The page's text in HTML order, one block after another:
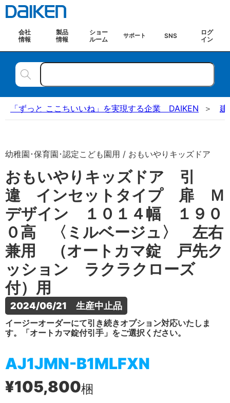
会社
情報
製品
情報
ショー
ルーム
サポート SNS
ログ
イン
「ずっと ここちいいね」を実現する企業 DAIKEN 建
幼稚園･保育園･認定こども園用 / おもいやりキッズドア
おもいやりキッズドア 引
違 インセットタイプ 扉 Ｍ
デザイン １０１４幅 １９０
０高 〈ミルベージュ〉 左右
兼用 （オートカマ錠 戸先ク
ッション ラクラクローズ
付）用
2024/06/21　生産中止品
イージーオーダーにて引き続きオプション対応いたしま
す。「オートカマ錠付引手」をご選択ください。
AJ1JMN-B1MLFXN
¥105,800梱